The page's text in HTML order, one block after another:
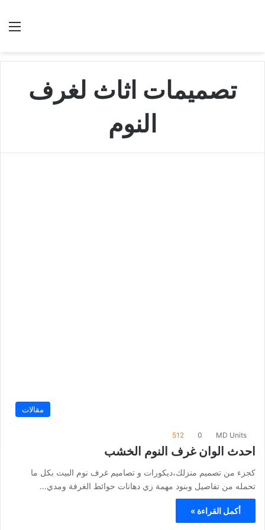
تصميمات اثاث لغرف
النوم
مقالات
MD Units
0
512
احدث الوان غرف النوم الخشب
كجزء من تصميم منزلك،ديكورات و تصاميم غرف نوم البيت بكل ما
تحمله من تفاصيل وبنود مهمة زي دهانات حوائط الغرفة ومدي…
أكمل القراءة »